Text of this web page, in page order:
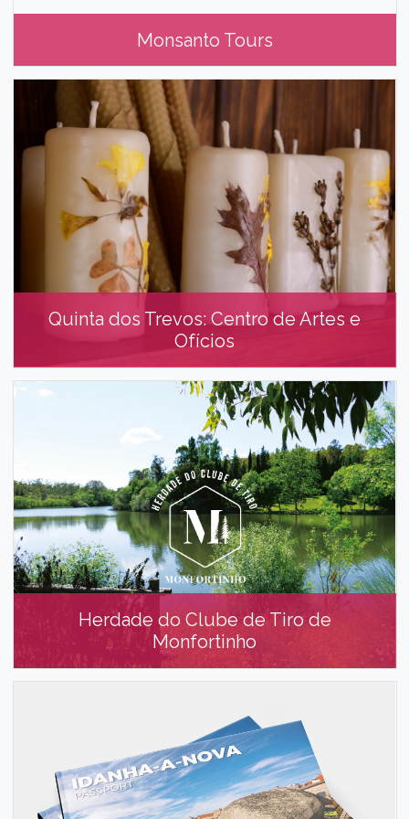
Monsanto Tours
Monsanto Tours
Quinta dos Trevos: Centro de Artes e
Ofícios
Quinta dos Trevos: Centro de Artes e
Ofícios
Herdade do Clube de Tiro de
Monfortinho
Monfortinho